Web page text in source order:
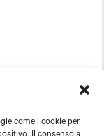
come i cookie per
Il consenso a